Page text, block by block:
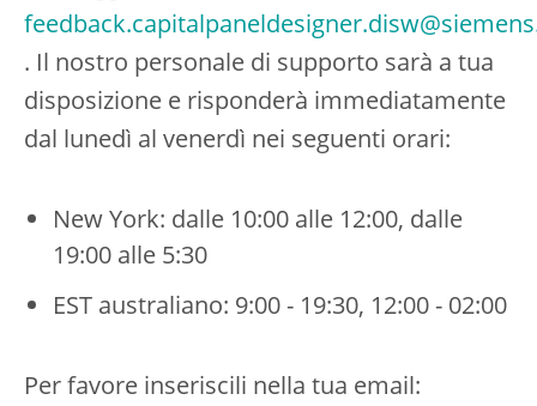
. Il nostro personale di supporto sarà a tua
disposizione e risponderà immediatamente
dal lunedì al venerdì nei seguenti orari:
New York: dalle 10:00 alle 12:00, dalle
19:00 alle 5:30
EST australiano: 9:00 - 19:30, 12:00 - 02:00
Per favore inseriscili nella tua email: